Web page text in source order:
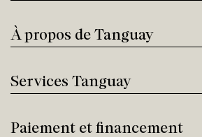
À propos de Tanguay
Services Tanguay
Paiement et financement